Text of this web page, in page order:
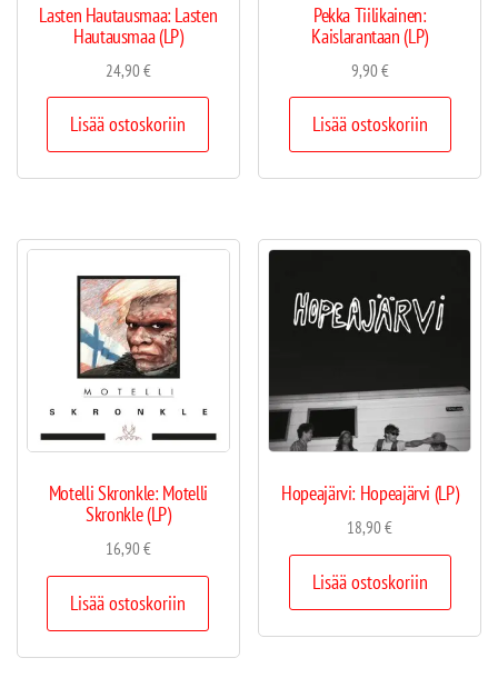
Lasten Hautausmaa: Lasten
Hautausmaa (LP)
24,90€
Lisää ostoskoriin
Pekka Tiilikainen:
Kaislarantaan (LP)
9,90€
Lisää ostoskoriin
Motelli Skronkle: Motelli
Skronkle (LP)
16,90€
Lisää ostoskoriin
Hopeajärvi: Hopeajärvi (LP)
18,90€
Lisää ostoskoriin